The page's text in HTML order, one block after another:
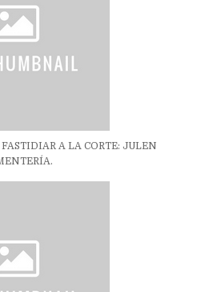
A LA CORTE: JULEN